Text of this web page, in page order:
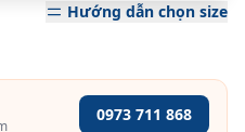
Hướng dẫn chọn size
0973 711 868